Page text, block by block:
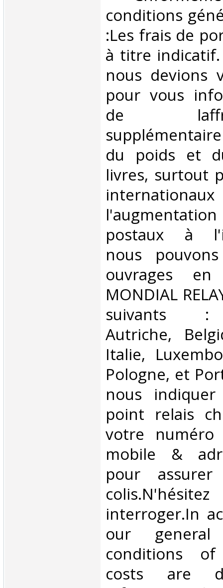
conditions
:Les frais de
à titre
nous devions
pour vous
de
du poids et
livres, surtout
internationaux
postaux à
nous
ouvrages
MONDIAL
suivants :
Autriche,
Italie,
Pologne, et
nous
point relais
votre numéro
mobile &
pour
interroger.In
our
conditions of
costs are